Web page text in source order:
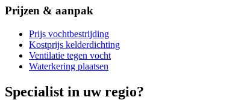
Prijzen & aanpak
Prijs vochtbestrijding
Kostprijs kelderdichting
Ventilatie tegen vocht
Waterkering plaatsen
Specialist in uw regio?